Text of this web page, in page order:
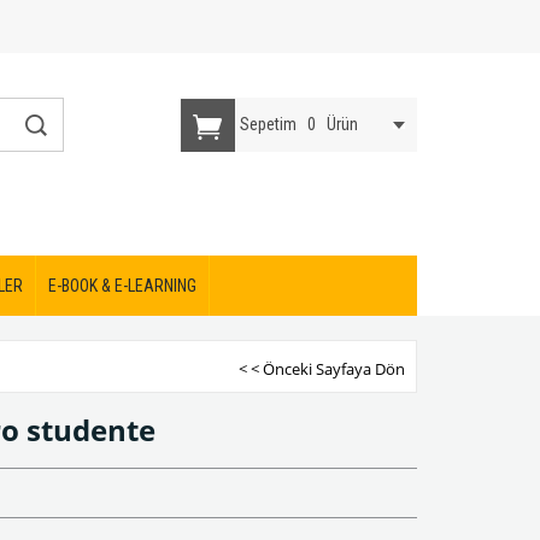
Sepetim 0 Ürün
E-BOOK & E-LEARNING
< < Önceki Sayfaya Dön
studente